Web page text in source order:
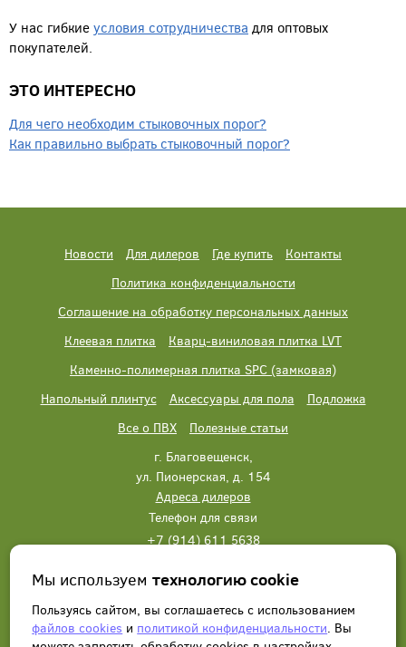
У нас гибкие условия сотрудничества для оптовых
покупателей.
ЭТО ИНТЕРЕСНО
Для чего необходим стыковочных порог?
Как правильно выбрать стыковочный порог?
Новости Для дилеров Где купить
Контакты
Политика конфиденциальности
Соглашение на обработку персональных данных
Клеевая плитка
Кварц-виниловая плитка LVT
Каменно-полимерная плитка SPC (замковая)
Напольный плинтус
Аксессуары для пола
Подложка
Все о ПВХ
Полезные статьи
г. Благовещенск,
ул. Пионерская, д. 154
Адреса дилеров
Телефон для связи
+7 (914) 611 5638
Написать нам Заказать звонок
Мы используемтехнологию cookie
Пользуясь сайтом, вы соглашаетесь с использованием
файлов cookies и политикой конфиденциальности. Вы